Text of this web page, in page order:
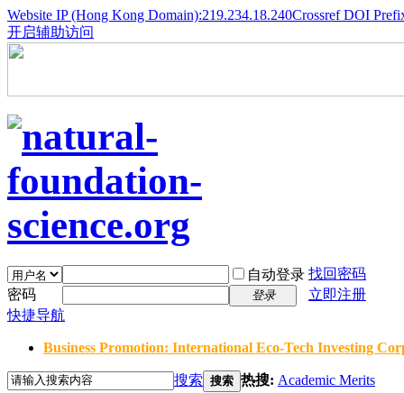
Website IP (Hong Kong Domain):219.234.18.240Crossref DOI
开启辅助访问
自动登录 找回密码
密码
登录
立即注册
快捷导航
Business Promotion: International Eco-Tech Investing
搜索 搜索 热搜: Academic Merits